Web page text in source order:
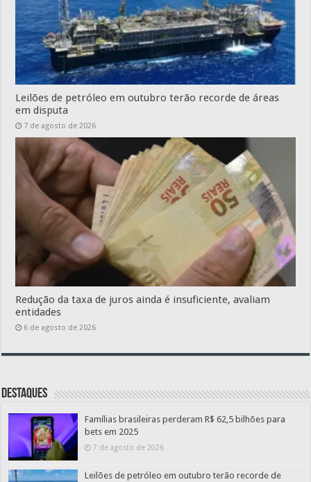
Leilões de petróleo em outubro terão recorde de áreas
em disputa
7 de agosto de 2026
Redução da taxa de juros ainda é insuficiente, avaliam
entidades
6 de agosto de 2026
Destaques
Famílias brasileiras perderam R$ 62,5 bilhões para
bets em 2025
7 de agosto de 2026
Leilões de petróleo em outubro terão recorde de